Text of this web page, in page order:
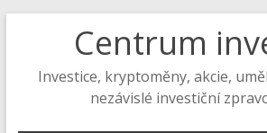
Centrum
Investice, kryptoměny, akcie,
nezávislé investiční